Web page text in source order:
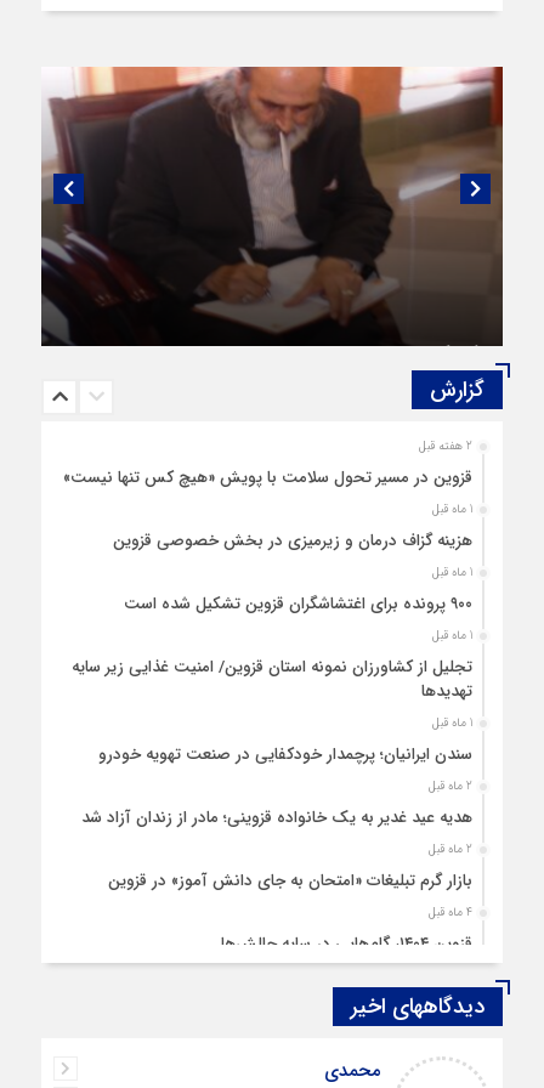
گفتگویی منتشر نشده با پروفسور اهرنجانی،
صاحب نظریه سه‌ شاخگی (۳C)
گزارش‌
2 هفته قبل
قزوین در مسیر تحول سلامت با پویش «هیچ‌ کس تنها نیست»
1 ماه قبل
هزینه‌ گزاف درمان و زیرمیزی در بخش خصوصی قزوین
1 ماه قبل
۹۰۰ پرونده برای اغتشاشگران قزوین تشکیل شده است
1 ماه قبل
تجلیل از کشاورزان نمونه استان قزوین/ امنیت غذایی زیر سایه
تهدیدها
1 ماه قبل
سندن ایرانیان؛ پرچمدار خودکفایی در صنعت تهویه خودرو
2 ماه قبل
هدیه عید غدیر به یک خانواده قزوینی؛ مادر از زندان آزاد شد
2 ماه قبل
بازار گرم تبلیغات «امتحان به جای دانش‌ آموز» در قزوین
4 ماه قبل
قزوین ۱۴۰۴، گام‌هایی در سایه چالش‌ها
چهارشنبه‌ سوری بی‌غوغا
مردم قزوین زیر آوار گرانی مسکن
دیدگاههای اخیر
محمدی